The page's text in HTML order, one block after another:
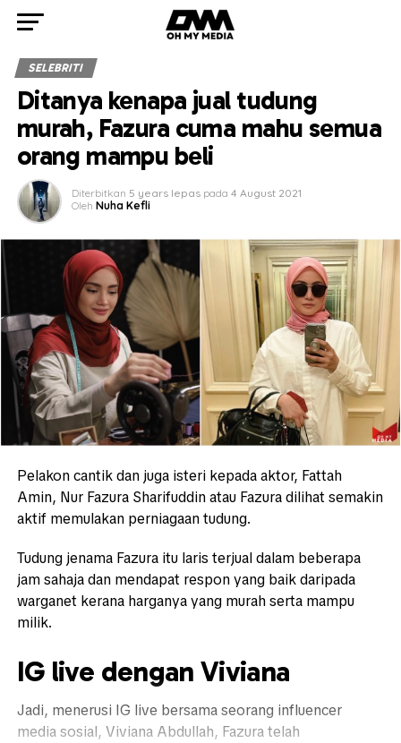
SELEBRITI
Ditanya kenapa jual tudung
murah, Fazura cuma mahu semua
orang mampu beli
Diterbitkan 5 years lepas pada 4 August 2021
Oleh Nuha Kefli
Pelakon cantik dan juga isteri kepada aktor, Fattah
Amin, Nur Fazura Sharifuddin atau Fazura dilihat semakin
aktif memulakan perniagaan tudung.
Tudung jenama Fazura itu laris terjual dalam beberapa
jam sahaja dan mendapat respon yang baik daripada
warganet kerana harganya yang murah serta mampu
milik.
IG live dengan Viviana
Jadi, menerusi IG live bersama seorang influencer
media sosial, Viviana Abdullah, Fazura telah